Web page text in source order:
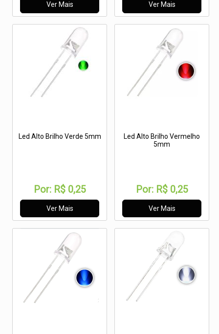
Ver Mais Ver Mais
Led Alto Brilho Verde 5mm
Por: R$ 0,25
Ver Mais
Led Alto Brilho Vermelho
5mm
Por: R$ 0,25
Ver Mais